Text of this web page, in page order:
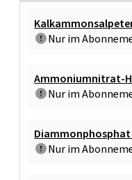
Nur im
Ammoniumnitrat-
Nur im
Diammonphosphat
Nur im